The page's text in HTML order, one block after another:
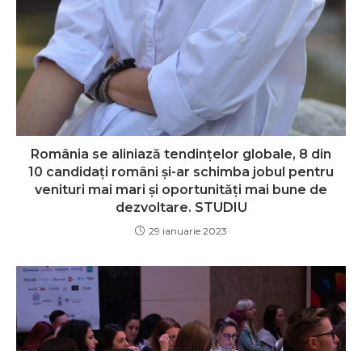
România se aliniază tendințelor globale, 8 din
10 candidați români și-ar schimba jobul pentru
venituri mai mari și oportunități mai bune de
dezvoltare. STUDIU
29 ianuarie 2023